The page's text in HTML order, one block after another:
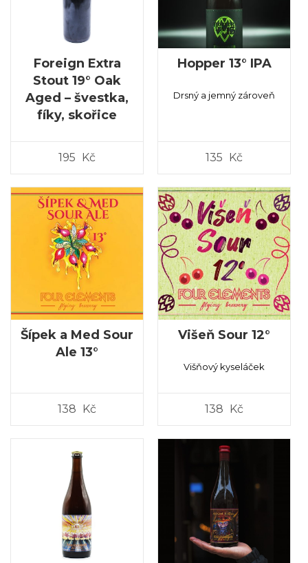
Foreign Extra
Stout 19° Oak
Aged – švestka,
fíky, skořice
195 Kč
Hopper 13° IPA
Drsný a jemný zároveň
135 Kč
Šípek a Med Sour
Ale 13°
138 Kč
Višeň Sour 12°
Višňový kyseláček
138 Kč